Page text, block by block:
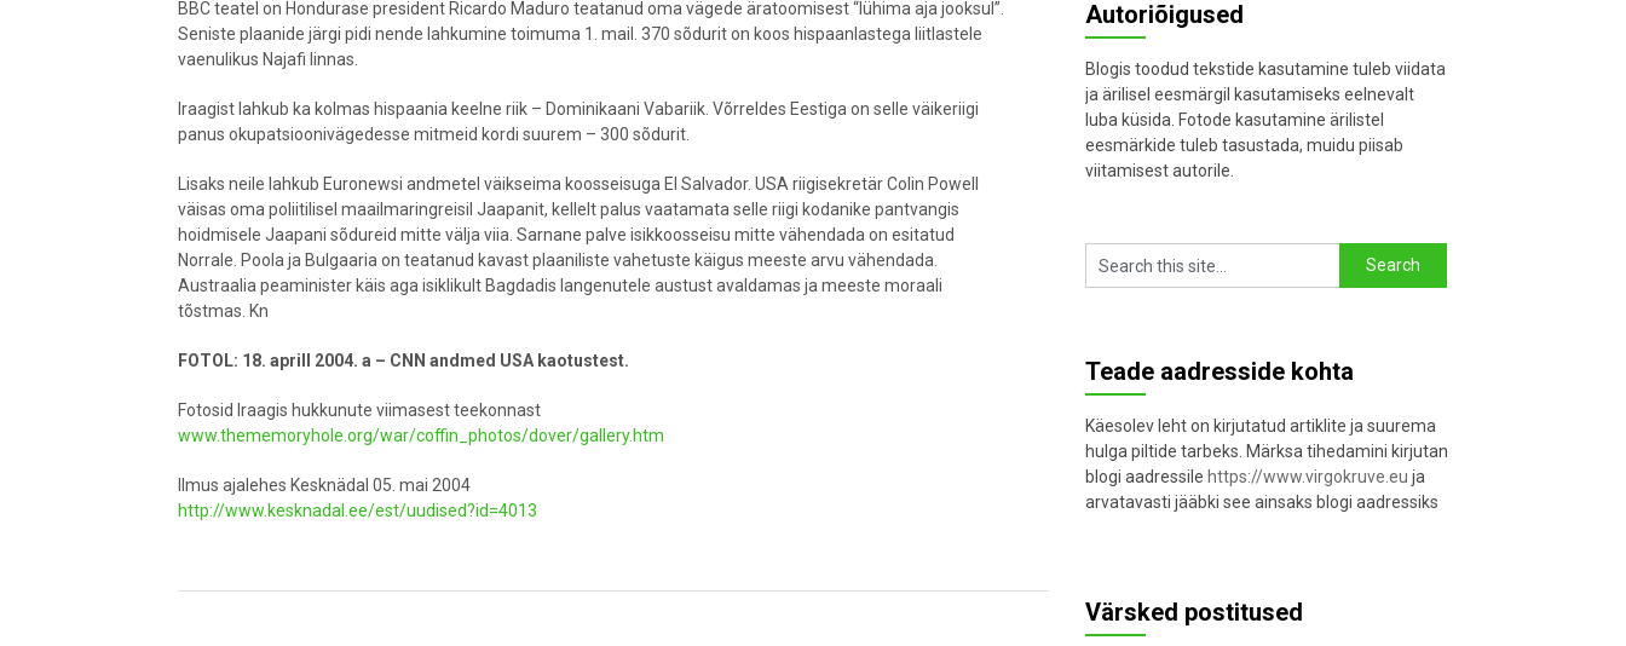
BBC teatel on Hondurase president Ricardo Maduro teatanud oma vägede äratoomisest “lühima aja jooksul”.
Seniste plaanide järgi pidi nende lahkumine toimuma 1. mail. 370 sõdurit on koos hispaanlastega liitlastele
vaenulikus Najafi linnas.
Iraagist lahkub ka kolmas hispaania keelne riik – Dominikaani Vabariik. Võrreldes Eestiga on selle väikeriigi
panus okupatsioonivägedesse mitmeid kordi suurem – 300 sõdurit.
Lisaks neile lahkub Euronewsi andmetel väikseima koosseisuga El Salvador. USA riigisekretär Colin Powell
väisas oma poliitilisel maailmaringreisil Jaapanit, kellelt palus vaatamata selle riigi kodanike pantvangis
hoidmisele Jaapani sõdureid mitte välja viia. Sarnane palve isikkoosseisu mitte vähendada on esitatud
Norrale. Poola ja Bulgaaria on teatanud kavast plaaniliste vahetuste käigus meeste arvu vähendada.
Austraalia peaminister käis aga isiklikult Bagdadis langenutele austust avaldamas ja meeste moraali
tõstmas. Kn
FOTOL: 18. aprill 2004. a – CNN andmed USA kaotustest.
Fotosid Iraagis hukkunute viimasest teekonnast
www.thememoryhole.org/war/coffin_photos/dover/gallery.htm
Ilmus ajalehes Kesknädal 05. mai 2004
http://www.kesknadal.ee/est/uudised?id=4013
Autoriõigused
Blogis toodud tekstide kasutamine tuleb viidata
ja ärilisel eesmärgil kasutamiseks eelnevalt
luba küsida. Fotode kasutamine ärilistel
eesmärkide tuleb tasustada, muidu piisab
viitamisest autorile.
Teade aadresside kohta
Käesolev leht on kirjutatud artiklite ja suurema
hulga piltide tarbeks. Märksa tihedamini kirjutan
blogi aadressile https://www.virgokruve.eu ja
arvatavasti jääbki see ainsaks blogi aadressiks
Värsked postitused